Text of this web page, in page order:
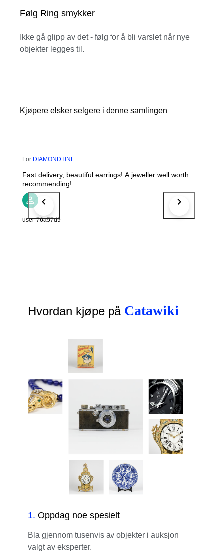
Følg Ring smykker
Ikke gå glipp av det - følg for å bli varslet når nye
objekter legges til.
Kjøpere elsker selgere i denne samlingen
For DIAMONDTINE
Fast delivery, beautiful earrings! A jeweller well worth
recommending!
user-76a57d9
Hvordan kjøpe på Catawiki
1. Oppdag noe spesielt
Bla gjennom tusenvis av objekter i auksjon
valgt av eksperter.